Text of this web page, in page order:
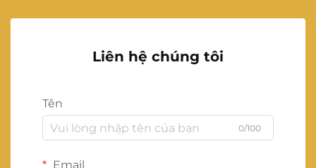
Liên hệ chúng tôi
Tên
0/100
Email